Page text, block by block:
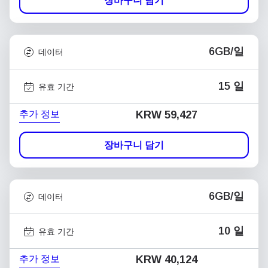
데이터 6GB/일
유효 기간 15 일
추가 정보 KRW 59,427
장바구니 담기
데이터 6GB/일
유효 기간 10 일
추가 정보 KRW 40,124